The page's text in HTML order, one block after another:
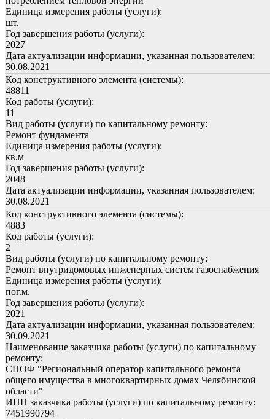
Единица измерения работы (услуги):
шт.
Год завершения работы (услуги):
2027
Дата актуализации информации, указанная пользователем:
30.08.2021
Код конструктивного элемента (системы):
48811
Код работы (услуги):
11
Вид работы (услуги) по капитальному ремонту:
Ремонт фундамента
Единица измерения работы (услуги):
кв.м
Год завершения работы (услуги):
2048
Дата актуализации информации, указанная пользователем:
30.08.2021
Код конструктивного элемента (системы):
4883
Код работы (услуги):
2
Вид работы (услуги) по капитальному ремонту:
Ремонт внутридомовых инженерных систем газоснабжения
Единица измерения работы (услуги):
пог.м.
Год завершения работы (услуги):
2021
Дата актуализации информации, указанная пользователем:
30.09.2021
Наименование заказчика работы (услуги) по капитальному
ремонту:
СНОФ "Региональный оператор капитального ремонта
общего имущества в многоквартирных домах Челябинской
области"
ИНН заказчика работы (услуги) по капитальному ремонту:
7451990794